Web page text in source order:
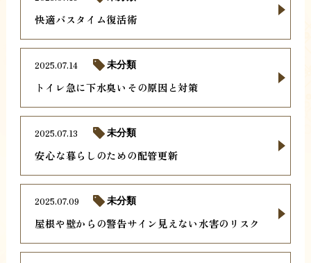
快適バスタイム復活術
トイレ急に下水臭いその原因と対策
2025.07.14 未分類
安心な暮らしのための配管更新
2025.07.13 未分類
屋根や壁からの警告サイン見えない水害のリスク
2025.07.09 未分類